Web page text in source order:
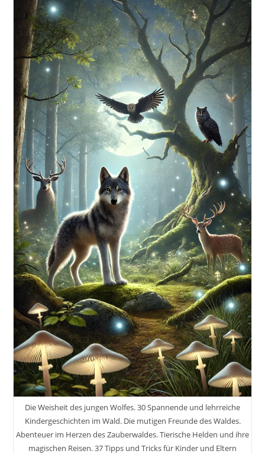
Die Weisheit des jungen Wolfes. 30 Spannende und lehrreiche
Kindergeschichten im Wald. Die mutigen Freunde des Waldes.
Abenteuer im Herzen des Zauberwaldes. Tierische Helden und ihre
magischen Reisen. 37 Tipps und Tricks für Kinder und Eltern